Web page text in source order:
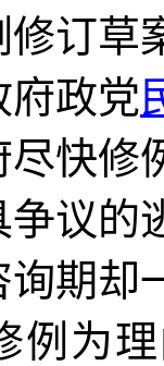
订草
府政党
快修
议的
期却
例为